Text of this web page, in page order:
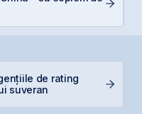
de rating
suveran